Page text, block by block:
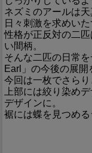
ネズミのアールは天
日々刺激を求めいた
性格が正反対の二
い間柄。
そんな二匹の日常
Earl」の今後の展開
今回は一枚でさら
上部には絞り染め
デザインに。
裾には蝶を見つめる